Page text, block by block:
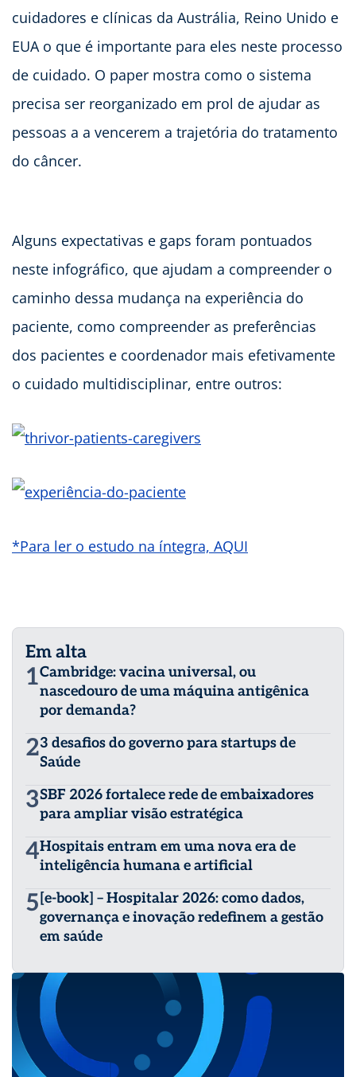
cuidadores e clínicas da Austrália, Reino Unido e
EUA o que é importante para eles neste processo
de cuidado. O paper mostra como o sistema
precisa ser reorganizado em prol de ajudar as
pessoas a a vencerem a trajetória do tratamento
do câncer.
Alguns expectativas e gaps foram pontuados
neste infográfico, que ajudam a compreender o
caminho dessa mudança na experiência do
paciente, como compreender as preferências
dos pacientes e coordenador mais efetivamente
o cuidado multidisciplinar, entre outros:
*Para ler o estudo na íntegra, AQUI
Em alta
1Cambridge: vacina universal, ou
nascedouro de uma máquina antigênica
por demanda?
23 desafios do governo para startups de
Saúde
3SBF 2026 fortalece rede de embaixadores
para ampliar visão estratégica
4Hospitais entram em uma nova era de
inteligência humana e artificial
5 [e-book] – Hospitalar 2026: como dados,
governança e inovação redefinem a gestão
em saúde